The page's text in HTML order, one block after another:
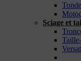
Sciage et